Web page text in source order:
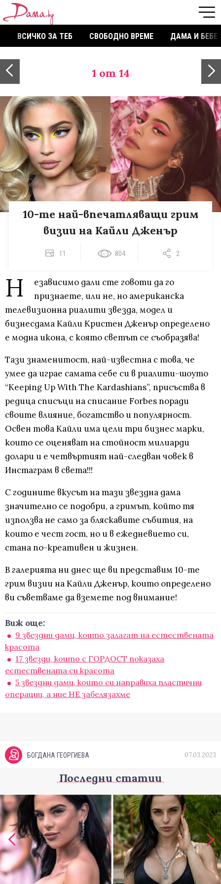
ВСИЧКО ЗА ТЕБ СВОБОДНО ВРЕМЕ ДАМА И БЕБЕ
1 от 14
10-те най-впечатляващи грим
визии на Кайли Дженър
11 804 2
Н
езависимо дали сте говоти да го
признаете, или не, но американска
телевизионна риалити звезда, модел и
бизнесдама Кайли Кристен Дженър определено
е модна икона, с която светът се съобразява!
Тази знаменитост, най-известна с това, че
умее да играе самата себе си в риалити-шоуто
“Keeping Up With The Kardashians”, присъства в
редица списъци на списание Forbes поради
своите влияние, богатство и популярност.
Освен това Кайли има цели три бизнес марки,
които се оценяват на стойност милиарди
долари и е четвъртият най-следван човек в
Инстаграм в света!!!
С годините вкусът на тази звездна дама
значително се подобри, а гримът, който тя
използва не само за бляскавите събития, на
които е чест гост, но и в ежедневието си,
стана по-креативен и жизнен.
В галерията ни днес ще ви представим 10-те
грим визии на Кайли Дженър, които определено
ви съветваме да вземете под внимание!
Виж още:
9 звездни дами, които залагат на естествената
красота
17 звезди, които с ГОРДОСТ показаха
естествената си красота
5 звездни дами, които си направиха пластични
операции, a ние НЕ забелязахме
БОГДАНА ГЕОРГИЕВА 07.03.2023
Последни статии